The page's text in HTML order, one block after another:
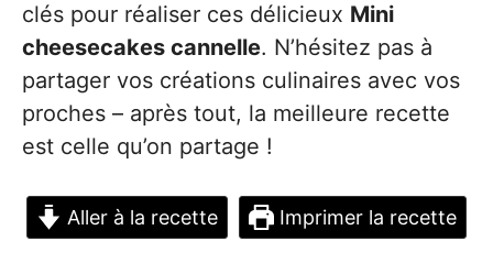
clés pour réaliser ces délicieux Mini
cheesecakes cannelle. N’hésitez pas à
partager vos créations culinaires avec vos
proches – après tout, la meilleure recette
est celle qu’on partage !
Aller à la recette Imprimer la recette